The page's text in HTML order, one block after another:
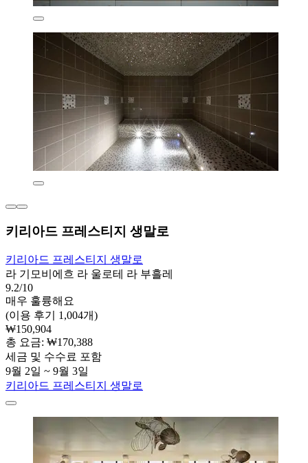
키리아드 프레스티지 생말로
키리아드 프레스티지 생말로
라 기모비에흐 라 울로테 라 부흘레
9.2/10
매우 훌륭해요
(이용 후기 1,004개)
₩150,904
총 요금: ₩170,388
세금 및 수수료 포함
9월 2일 ~ 9월 3일
키리아드 프레스티지 생말로